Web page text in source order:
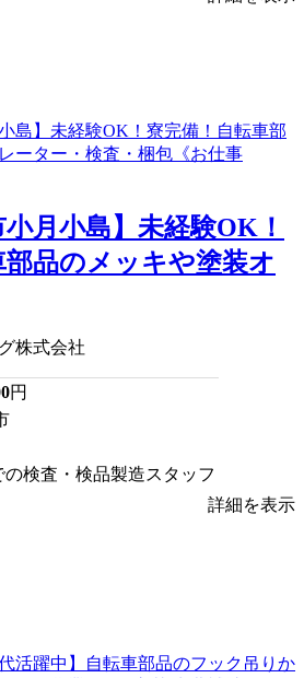
小月小島】未経験OK！
品のメッキや塗装オ
株式会社
円
検査・検品製造スタッフ
詳細を表示